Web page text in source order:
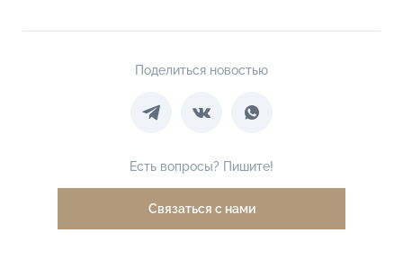
Поделиться новостью
Есть вопросы? Пишите!
Связаться с нами